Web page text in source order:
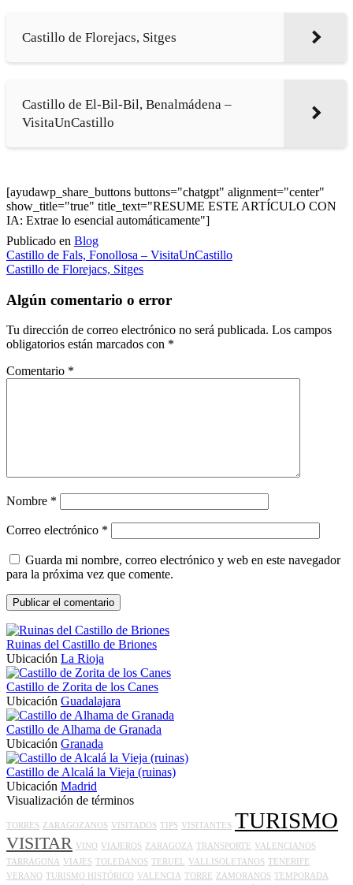
Castillo de Florejacs, Sitges
Castillo de El-Bil-Bil, Benalmádena –
VisitaUnCastillo
[ayudawp_share_buttons buttons="chatgpt" alignment="center"
show_title="true" title_text="RESUME ESTE ARTÍCULO CON
IA: Extrae lo esencial automáticamente"]
Publicado en Blog
Navegación
de
entradas
Castillo de Fals, Fonollosa – VisitaUnCastillo
Castillo de Florejacs, Sitges
Algún comentario o error
Tu dirección de correo electrónico no será publicada. Los campos
obligatorios están marcados con *
Comentario *
Nombre *
Correo electrónico *
Guarda mi nombre, correo electrónico y web en este navegador
para la próxima vez que comente.
Ruinas del Castillo de Briones
Ubicación La Rioja
Castillo de Zorita de los Canes
Ubicación Guadalajara
Castillo de Alhama de Granada
Ubicación Granada
Castillo de Alcalá la Vieja (ruinas)
Ubicación Madrid
Visualización de términos
TORRES ZARAGOZANOS VISITADOS TIPS VISITANTES TURISMO
VISITAR VINO VIAJEROS ZARAGOZA TRANSPORTE VALENCIANOS
TARRAGONA VIAJES TOLEDANOS TERUEL VALLISOLETANOS TENERIFE
VERANO TURISMO HISTÓRICO VALENCIA TORRE ZAMORANOS TEMPORADA